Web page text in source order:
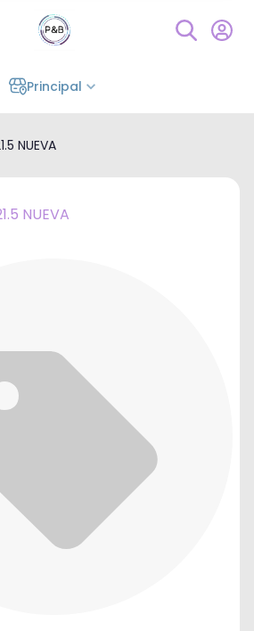
Principal
NUEVA
NUEVA